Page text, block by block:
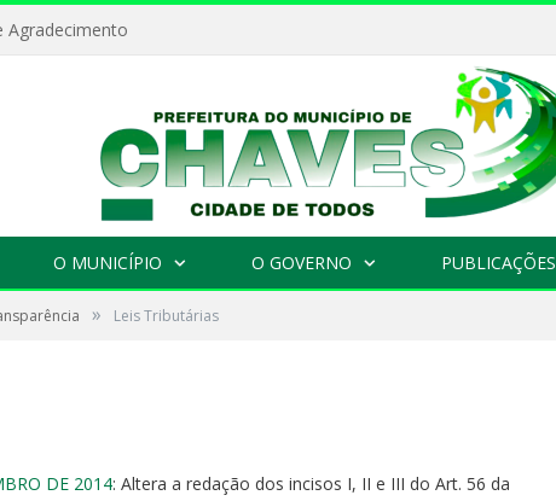
Agradecimento
O MUNICÍPIO O GOVERNO PUBLICAÇÕES
» Leis Tributárias
DE 2014: Altera a redação dos incisos I, II e III do Art. 56 da